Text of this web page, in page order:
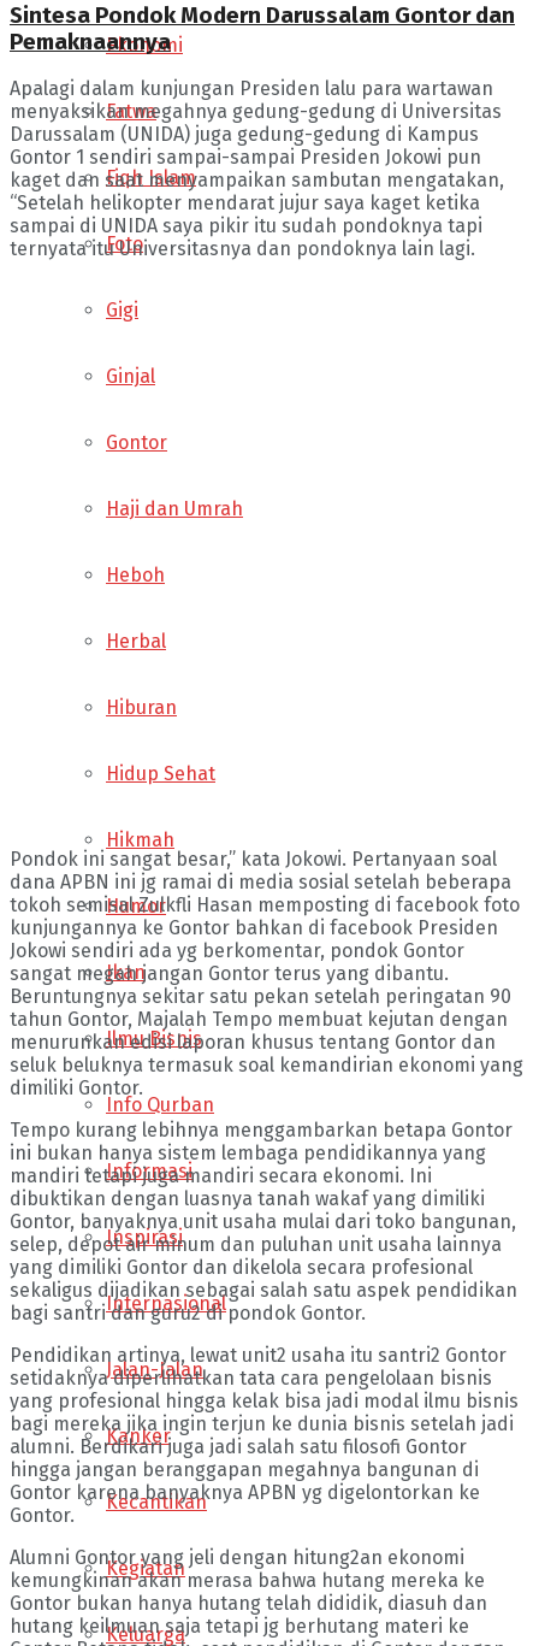
Ekonomi
Fatwa
Fiqh Islam
Foto
Gigi
Ginjal
Gontor
Haji dan Umrah
Heboh
Herbal
Hiburan
Hidup Sehat
Hikmah
Humor
Ikan
Ilmu Bisnis
Info Qurban
Informasi
Inspirasi
Internasional
Jalan-Jalan
Kanker
Kecantikan
Kegiatan
Keluarga
Sintesa Pondok Modern Darussalam Gontor dan
Pemaknaannya
Apalagi dalam kunjungan Presiden lalu para wartawan
menyaksikan megahnya gedung-gedung di Universitas
Darussalam (UNIDA) juga gedung-gedung di Kampus
Gontor 1 sendiri sampai-sampai Presiden Jokowi pun
kaget dan saat menyampaikan sambutan mengatakan,
“Setelah helikopter mendarat jujur saya kaget ketika
sampai di UNIDA saya pikir itu sudah pondoknya tapi
ternyata itu Universitasnya dan pondoknya lain lagi.
Pondok ini sangat besar,” kata Jokowi. Pertanyaan soal
dana APBN ini jg ramai di media sosial setelah beberapa
tokoh semisal Zulkfli Hasan memposting di facebook foto
kunjungannya ke Gontor bahkan di facebook Presiden
Jokowi sendiri ada yg berkomentar, pondok Gontor
sangat megah jangan Gontor terus yang dibantu.
Beruntungnya sekitar satu pekan setelah peringatan 90
tahun Gontor, Majalah Tempo membuat kejutan dengan
menurunkan edisi laporan khusus tentang Gontor dan
seluk beluknya termasuk soal kemandirian ekonomi yang
dimiliki Gontor.
Tempo kurang lebihnya menggambarkan betapa Gontor
ini bukan hanya sistem lembaga pendidikannya yang
mandiri tetapi juga mandiri secara ekonomi. Ini
dibuktikan dengan luasnya tanah wakaf yang dimiliki
Gontor, banyaknya unit usaha mulai dari toko bangunan,
selep, depot air minum dan puluhan unit usaha lainnya
yang dimiliki Gontor dan dikelola secara profesional
sekaligus dijadikan sebagai salah satu aspek pendidikan
bagi santri dan guru2 di pondok Gontor.
Pendidikan artinya, lewat unit2 usaha itu santri2 Gontor
setidaknya diperlihatkan tata cara pengelolaan bisnis
yang profesional hingga kelak bisa jadi modal ilmu bisnis
bagi mereka jika ingin terjun ke dunia bisnis setelah jadi
alumni. Berdikari juga jadi salah satu filosofi Gontor
hingga jangan beranggapan megahnya bangunan di
Gontor karena banyaknya APBN yg digelontorkan ke
Gontor.
Alumni Gontor yang jeli dengan hitung2an ekonomi
kemungkinan akan merasa bahwa hutang mereka ke
Gontor bukan hanya hutang telah dididik, diasuh dan
hutang keilmuan saja tetapi jg berhutang materi ke